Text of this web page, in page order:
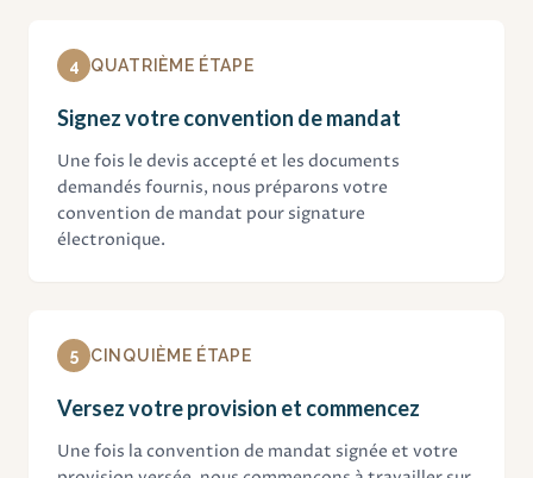
4 QUATRIÈME ÉTAPE
Signez votre convention de mandat
Une fois le devis accepté et les documents
demandés fournis, nous préparons votre
convention de mandat pour signature
électronique.
5 CINQUIÈME ÉTAPE
Versez votre provision et commencez
Une fois la convention de mandat signée et votre